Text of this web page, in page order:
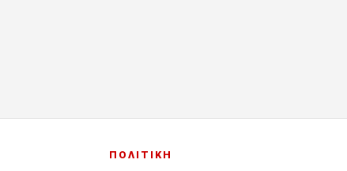
ΠΟΛΙΤΙΚΗ